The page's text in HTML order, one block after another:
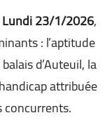
23/1/2026,
: l’aptitude
d’Auteuil, la
attribuée
concurrents.